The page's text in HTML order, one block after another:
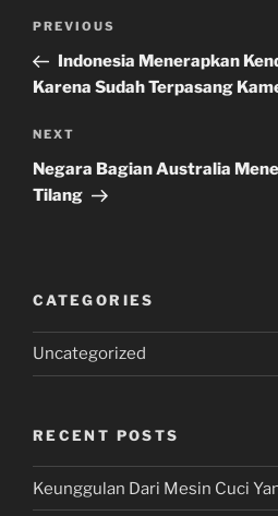
Previous
Post
PREVIOUS
Indonesia Menerapkan
Karena Sudah Terpasang
Next
Post
NEXT
Negara Bagian Australia
Tilang
CATEGORIES
Uncategorized
RECENT POSTS
Keunggulan Dari Mesin Cuci